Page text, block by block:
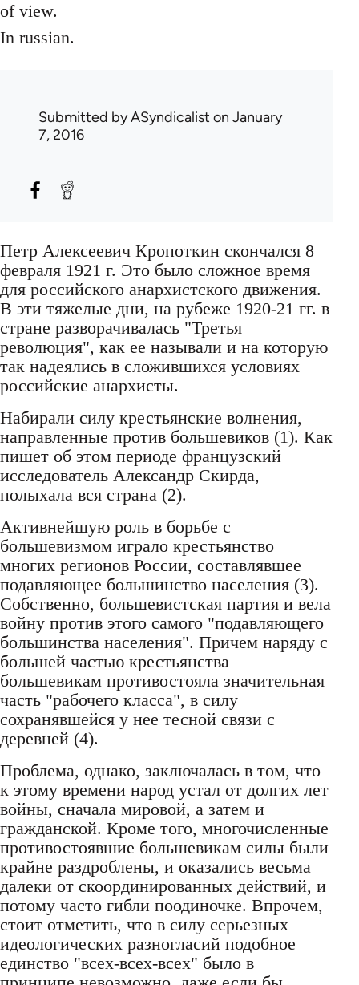
of view.
In russian.
Submitted byASyndicalist on January
7, 2016
Петр Алексеевич Кропоткин скончался 8
февраля 1921 г. Это было сложное время
для российского анархистского движения.
В эти тяжелые дни, на рубеже 1920-21 гг. в
стране разворачивалась "Третья
революция", как ее называли и на которую
так надеялись в сложившихся условиях
российские анархисты.
Набирали силу крестьянские волнения,
направленные против большевиков (1). Как
пишет об этом периоде французский
исследователь Александр Скирда,
полыхала вся страна (2).
Активнейшую роль в борьбе с
большевизмом играло крестьянство
многих регионов России, составлявшее
подавляющее большинство населения (3).
Собственно, большевистская партия и вела
войну против этого самого "подавляющего
большинства населения". Причем наряду с
большей частью крестьянства
большевикам противостояла значительная
часть "рабочего класса", в силу
сохранявшейся у нее тесной связи с
деревней (4).
Проблема, однако, заключалась в том, что
к этому времени народ устал от долгих лет
войны, сначала мировой, а затем и
гражданской. Кроме того, многочисленные
противостоявшие большевикам силы были
крайне раздроблены, и оказались весьма
далеки от скоординированных действий, и
потому часто гибли поодиночке. Впрочем,
стоит отметить, что в силу серьезных
идеологических разногласий подобное
единство "всех-всех-всех" было в